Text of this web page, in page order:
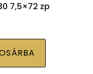
7,5×72 zp